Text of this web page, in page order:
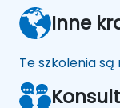
Inne
Te szkolenia